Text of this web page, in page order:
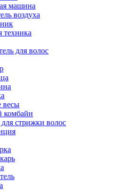
машина
воздуха
техника
для волос
весы
комбайн
стрижки волос